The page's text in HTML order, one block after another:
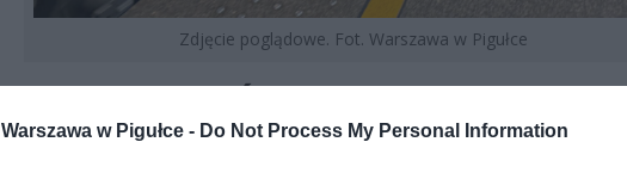
Warszawa w Pigułce - Do Not Process My Personal Information
Zdjęcie poglądowe. Fot. Warszawa w Pigułce
NOWE PRZEJŚCIE PODZIEMNE PRZY
DWORCU GDAŃSKIM OTWARTE.